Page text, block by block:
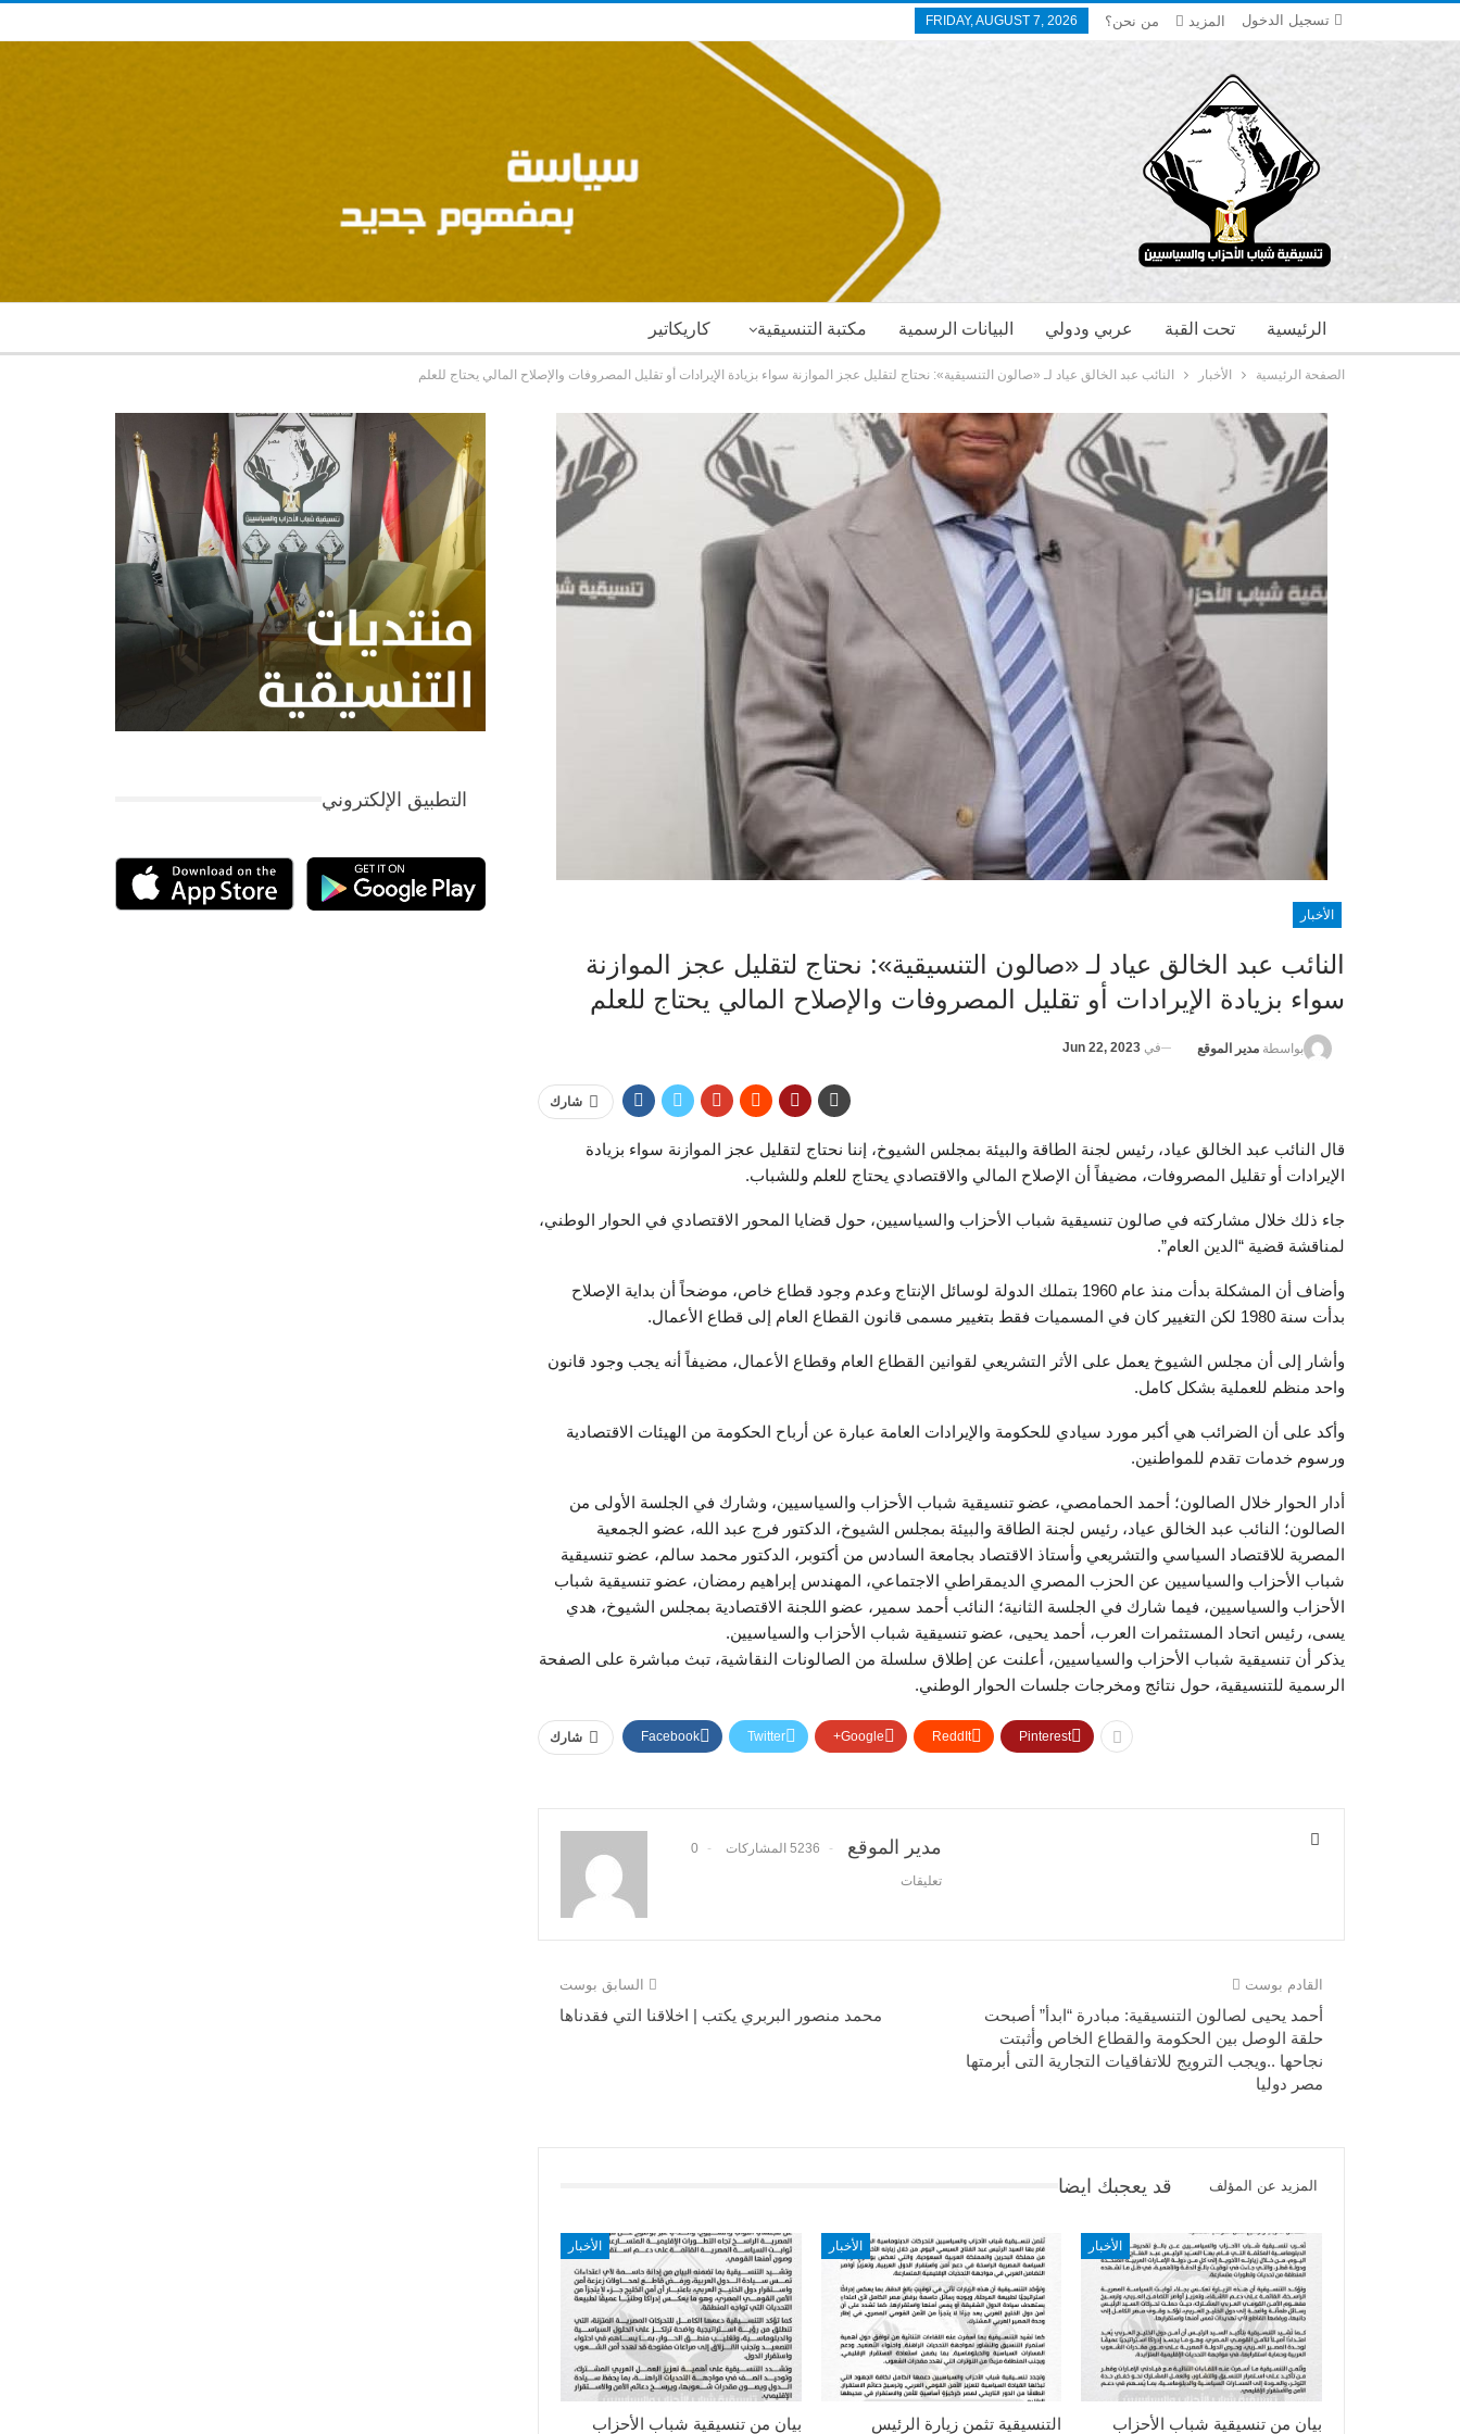
تسجيل الدخول FRIDAY, AUGUST 7, 2026 من نحن؟ المزيد
كاريكاتير مكتبة التنسيقية البيانات الرسمية عربي ودولي تحت القبة الرئيسية
الصفحة الرئيسية الأخبار النائب عبد الخالق عياد لـ «صالون التنسيقية»: نحتاج لتقليل عجز الموازنة سواء بزيادة الإيرادات أو تقليل المصروفات والإصلاح المالي يحتاج للعلم
الأخبار
النائب عبد الخالق عياد لـ «صالون التنسيقية»: نحتاج لتقليل عجز الموازنة
سواء بزيادة الإيرادات أو تقليل المصروفات والإصلاح المالي يحتاج للعلم
بواسطة مدير الموقع في Jun 22, 2023
شارك
قال النائب عبد الخالق عياد، رئيس لجنة الطاقة والبيئة بمجلس الشيوخ، إننا نحتاج لتقليل عجز الموازنة سواء بزيادة
الإيرادات أو تقليل المصروفات، مضيفاً أن الإصلاح المالي والاقتصادي يحتاج للعلم وللشباب.
جاء ذلك خلال مشاركته في صالون تنسيقية شباب الأحزاب والسياسيين، حول قضايا المحور الاقتصادي في الحوار الوطني،
لمناقشة قضية “الدين العام”.
وأضاف أن المشكلة بدأت منذ عام 1960 بتملك الدولة لوسائل الإنتاج وعدم وجود قطاع خاص، موضحاً أن بداية الإصلاح
بدأت سنة 1980 لكن التغيير كان في المسميات فقط بتغيير مسمى قانون القطاع العام إلى قطاع الأعمال.
وأشار إلى أن مجلس الشيوخ يعمل على الأثر التشريعي لقوانين القطاع العام وقطاع الأعمال، مضيفاً أنه يجب وجود قانون
واحد منظم للعملية بشكل كامل.
وأكد على أن الضرائب هي أكبر مورد سيادي للحكومة والإيرادات العامة عبارة عن أرباح الحكومة من الهيئات الاقتصادية
ورسوم خدمات تقدم للمواطنين.
أدار الحوار خلال الصالون؛ أحمد الحمامصي، عضو تنسيقية شباب الأحزاب والسياسيين، وشارك في الجلسة الأولى من
الصالون؛ النائب عبد الخالق عياد، رئيس لجنة الطاقة والبيئة بمجلس الشيوخ، الدكتور فرج عبد الله، عضو الجمعية
المصرية للاقتصاد السياسي والتشريعي وأستاذ الاقتصاد بجامعة السادس من أكتوبر، الدكتور محمد سالم، عضو تنسيقية
شباب الأحزاب والسياسيين عن الحزب المصري الديمقراطي الاجتماعي، المهندس إبراهيم رمضان، عضو تنسيقية شباب
الأحزاب والسياسيين، فيما شارك في الجلسة الثانية؛ النائب أحمد سمير، عضو اللجنة الاقتصادية بمجلس الشيوخ، هدي
يسى، رئيس اتحاد المستثمرات العرب، أحمد يحيى، عضو تنسيقية شباب الأحزاب والسياسيين.
يذكر أن تنسيقية شباب الأحزاب والسياسيين، أعلنت عن إطلاق سلسلة من الصالونات النقاشية، تبث مباشرة على الصفحة
الرسمية للتنسيقية، حول نتائج ومخرجات جلسات الحوار الوطني.
شارك Facebook Twitter Google+ ReddIt Pinterest
مدير الموقع 5236 المشاركات 0
تعليقات
السابق بوست
محمد منصور البربري يكتب | اخلاقنا التي فقدناها
القادم بوست
أحمد يحيى لصالون التنسيقية: مبادرة “ابدأ” أصبحت
حلقة الوصل بين الحكومة والقطاع الخاص وأثبتت
نجاحها ..ويجب الترويج للاتفاقيات التجارية التى أبرمتها
مصر دوليا
قد يعجبك ايضا المزيد عن المؤلف
الأخبار
بيان من تنسيقية شباب الأحزاب
الأخبار
التنسيقية تثمن زيارة الرئيس
الأخبار
بيان من تنسيقية شباب الأحزاب
التطبيق الإلكتروني